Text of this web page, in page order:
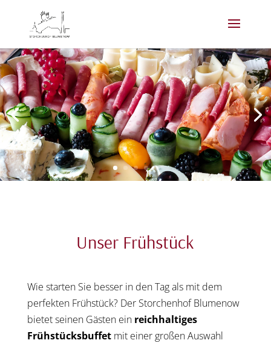
Unser Frühstück
Wie starten Sie besser in den Tag als mit dem
perfekten Frühstück? Der Storchenhof Blumenow
bietet seinen Gästen ein reichhaltiges
Frühstücksbuffetmit einer großen Auswahl